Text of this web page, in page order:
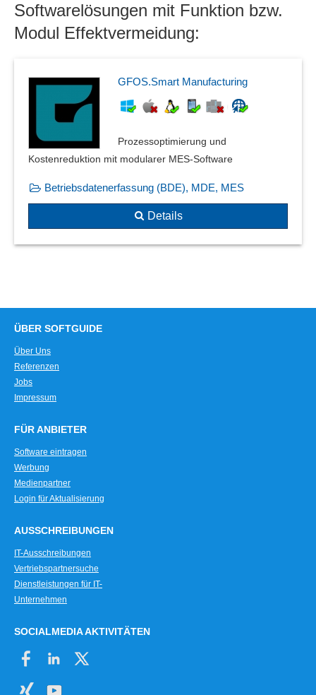
Dynamic bzw. Transient Response
Effektvermeidung
Explosionszeichnung
Exzentrische Balkenlasten
Fehlertoleranz
Filterfunktion
Flächenkontakt
Formänderungen und Nachmodellierungen
Frequenzbereichsberechnungen
Frequenzreaktion
Frontansichten
Interaktion bei Stäben
Isolierungen
Kollisionsprüfung
Kompensatorberechnungen
Konjugierter Wärmefluss
Konstruktionshilfen
Leitungserstellung
Mapped-Mesher
Massenermittlung
Medien DIN EN 13779
Messdatenerfassung
Messung der Partikelanzahl
Multilayer
Normen, Kataloge und Rohrklassen
Softwarelösungen mit Funktion bzw.
Modul Effektvermeidung:
GFOS.Smart Manufacturing
Prozessoptimierung und
Kostenreduktion mit modularer MES-Software
Betriebsdatenerfassung (BDE), MDE, MES
Details
ÜBER SOFTGUIDE
Über Uns
Referenzen
Jobs
Impressum
FÜR ANBIETER
Software eintragen
Werbung
Medienpartner
Login für Aktualisierung
AUSSCHREIBUNGEN
IT-Ausschreibungen
Vertriebspartnersuche
Dienstleistungen für IT-
Unternehmen
SOCIALMEDIA AKTIVITÄTEN